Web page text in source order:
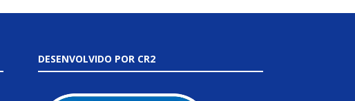
DESENVOLVIDO POR CR2